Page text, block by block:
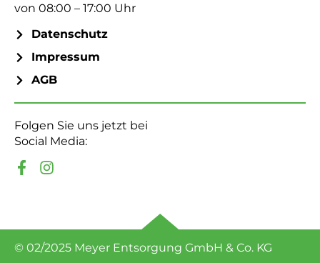
von 08:00 – 17:00 Uhr
Datenschutz
Impressum
AGB
Folgen Sie uns jetzt bei
Social Media:
© 02/2025 Meyer Entsorgung GmbH & Co. KG